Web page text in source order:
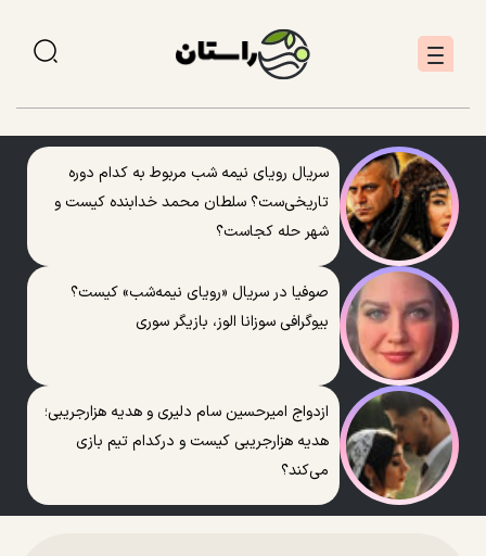
سریال رویای نیمه شب مربوط به کدام دوره
تاریخی‌ست؟ سلطان محمد خدابنده کیست و
شهر حله کجاست؟
صوفیا در سریال «رویای نیمه‌شب» کیست؟
بیوگرافی سوزانا الوز، بازیگر سوری
ازدواج امیرحسین سام دلیری و هدیه هزارجریبی؛
هدیه هزارجریبی کیست و درکدام تیم بازی
می‌کند؟